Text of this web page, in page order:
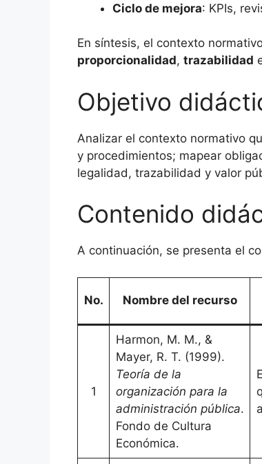
Ciclo de mejora: KPIs,
En síntesis, el contexto
proporcionalidad, trazabilidad
Objetivo
Analizar el contexto normativo
y procedimientos; mapear
legalidad, trazabilidad y valor
Contenido
A continuación, se presenta el
No. Nombre del recurso
1
Harmon, M. M., &
Mayer, R. T. (1999).
Teoría de la
organización para la
administración pública.
Fondo de Cultura
Económica.